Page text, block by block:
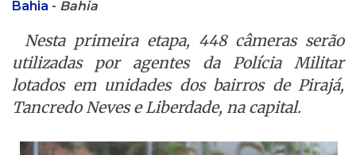
Bahia - Bahia
Nesta primeira etapa, 448 câmeras serão
utilizadas por agentes da Polícia Militar
lotados em unidades dos bairros de Pirajá,
Tancredo Neves e Liberdade, na capital.